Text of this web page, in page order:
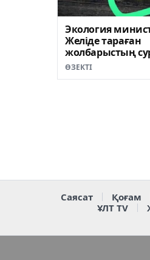
Экология
Желіде тараған
жолбарыстың
фейк
ӨЗЕКТІ
Саясат Қоғам
ҰЛТ TV